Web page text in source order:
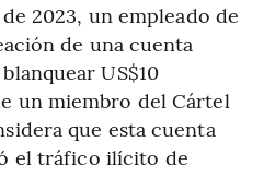
2023, un empleado de
de una cuenta
US$10
un miembro del Cártel
que esta cuenta
el tráfico ilícito de